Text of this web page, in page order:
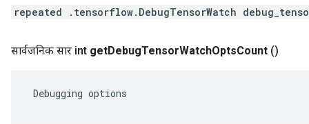
repeated .tensorflow.DebugTensorWatch
सार्वजनिक सार int getDebugTensorWatchOptsCount ()
Debugging options